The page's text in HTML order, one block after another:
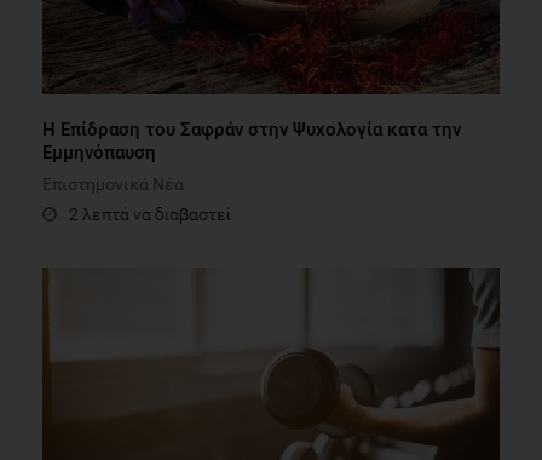
Η Επίδραση του Σαφράν στην Ψυχολογία κατα την
Εμμηνόπαυση
Επιστημονικά Νέα
2 λεπτά να διαβαστεί